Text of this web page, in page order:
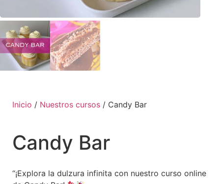
Inicio / Nuestros cursos / Candy Bar
Candy Bar
“¡Explora la dulzura infinita con nuestro curso online